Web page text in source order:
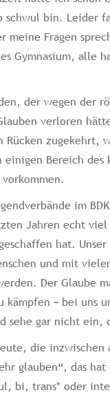
schwul bin. Leider
meine Fragen
Gymnasium, alle
der wegen der
verloren
Rücken zugekehrt,
Bereich des
im
Jahren echt
hat.
und mit
Der Glaube
kämpfen – bei uns
sehe gar nicht ein,
die inzwischen
glauben“, das
bi, trans* oder